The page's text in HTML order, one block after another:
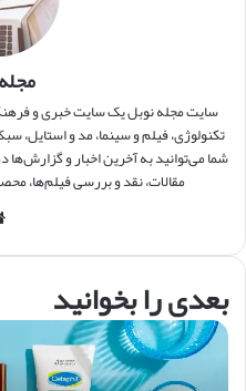
سایت مجله نوبل یک سایت خبری و
تکنولوژی، فیلم و سینما، مد و
شما می‌توانید به آخرین اخبار و
مقالات، نقد و بررسی فیلم‌ها،
بعدی را بخوانید